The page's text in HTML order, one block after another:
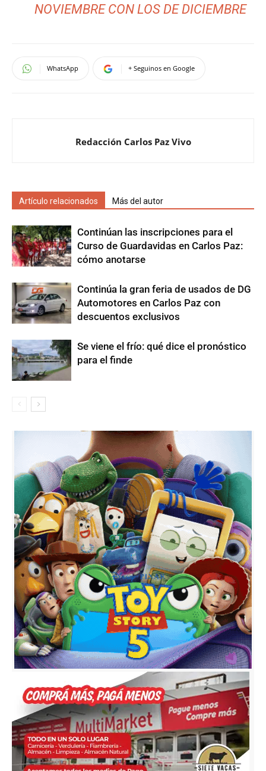
NOVIEMBRE CON LOS DE DICIEMBRE
WhatsApp + Seguinos en Google
Redacción Carlos Paz Vivo
Artículo relacionados Más del autor
Continúan las inscripciones para el
Curso de Guardavidas en Carlos Paz:
cómo anotarse
Continúa la gran feria de usados de DG
Automotores en Carlos Paz con
descuentos exclusivos
Se viene el frío: qué dice el pronóstico
para el finde